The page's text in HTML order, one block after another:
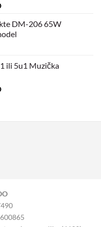
DM-206 65W
ili 5u1 Muzička